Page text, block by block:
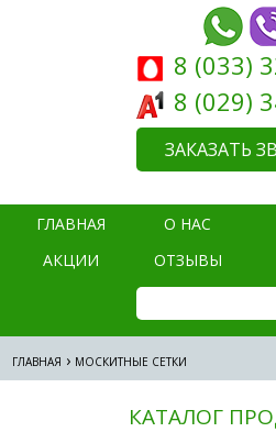
8 (033)
8 (029)
ЗАКАЗАТЬ
ГЛАВНАЯ О НАС
АКЦИИ
ОТЗЫВЫ
ГЛАВНАЯ › МОСКИТНЫЕ СЕТКИ
КАТАЛОГ